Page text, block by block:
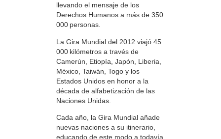
llevando el mensaje de los
Derechos Humanos a más de 350
000 personas.
La Gira Mundial del 2012 viajó 45
000 kilómetros a través de
Camerún, Etiopía, Japón, Liberia,
México, Taiwán, Togo y los
Estados Unidos en honor a la
década de alfabetización de las
Naciones Unidas.
Cada año, la Gira Mundial añade
nuevas naciones a su itinerario,
educando de este modo a todavía